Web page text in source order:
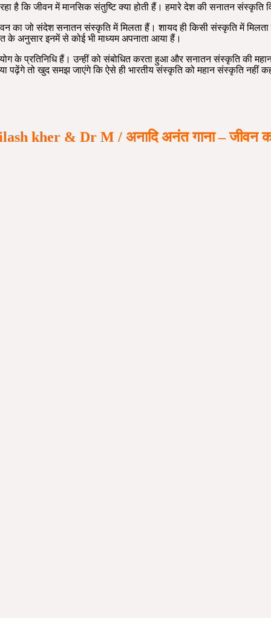
है कि जीवन में मानसिक संतुष्टि क्या होती हैं। हमारे देश की सनातन
का जो संदेश सनातन संस्कृति में मिलता हैं। शायद ही किसी संस्कृति में
के अनुसार इनमें से कोई भी माध्यम अपनाता आया हैं।
के प्रतिनिधि हैं। उन्हीं को संबोधित करता हुआ और सनातन संस्कृति की
पढ़ेंगे तो खुद समझ जाएंगे कि ऐसे ही भारतीय संस्कृति को महान संस्कृति नहीं
kher & Dr M / अनादि अनंत गाना – जीवन